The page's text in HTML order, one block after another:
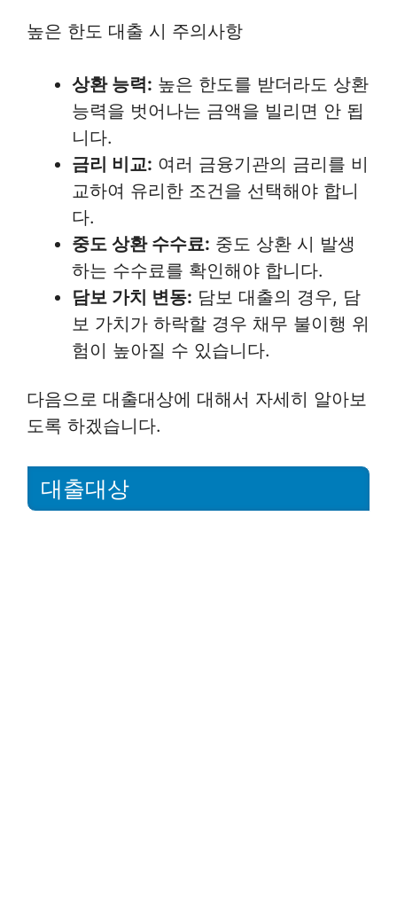
높은 한도 대출 시 주의사항
상환 능력: 높은 한도를 받더라도 상환
능력을 벗어나는 금액을 빌리면 안 됩
니다.
금리 비교: 여러 금융기관의 금리를 비
교하여 유리한 조건을 선택해야 합니
다.
중도 상환 수수료: 중도 상환 시 발생
하는 수수료를 확인해야 합니다.
담보 가치 변동: 담보 대출의 경우, 담
보 가치가 하락할 경우 채무 불이행 위
험이 높아질 수 있습니다.
다음으로 대출대상에 대해서 자세히 알아보
도록 하겠습니다.
대출대상